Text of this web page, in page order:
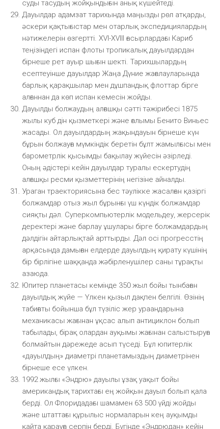
суды тасудың жойқындығын анық күшейтеді.
Дауылдар адамзат тарихында маңызды рөл атқарды,
әскери қақтығыстар мен отарлық экспедициялардың
нәтижелерін өзгертті. XVI-XVIII ғасырлардағы Кариб
теңізіндегі испан флоты тропикалық дауылдардан
бірнеше рет ауыр шығын шекті. Тарихшылардың
есептеуінше дауылдар Жаңа Дүние жағалауларында
барлық қарақшылар мен дұшпандық флоттар бірге
алғаннан да көп испан кемесін жойды.
Дауылды болжаудың алғашқы сәтті тәжірибесі 1875
жылы куб дін қызметкері және ғалымы Бенито Виньес
жасады. Ол дауылдардың жақындауын бірнеше күн
бұрын болжауға мүмкіндік беретін бұлт жамылғысы мен
барометрлік қысымды бақылау жүйесін әзірледі.
Оның әдістері кейін дауылдар туралы ескертудің
алғашқы ресми қызметтерінің негізіне айналды.
Ураган траекториясына бес тәулікке жасалған қазіргі
болжамдар отыз жыл бұрынғы үш күндік болжамдар
сияқты дәл. Суперкомпьютерлік модельдеу, жерсерік
деректері және барлау ұшулары бірге болжамдардың
дәлдігін айтарлықтай арттырды. Дәл осі прогресстің
арқасында дамыған елдерде дауылдың қирату күшінің
бір бірлігіне шаққанда жәбірленушілер саны тұрақты
азаюда.
Юпитер планетасы кемінде 350 жыл бойы тынбаған
дауылдық жүйе — Үлкен қызыл дақпен белгілі. Өзінің
табиғаты бойынша бұл түзіліс жер ураандарына
механикасы жағынан ұқсас алып антициклон болып
табылады, бірақ олардан ауқымы жағынан салыстыруға
болмайтын дәрежеде асып түседі. Бұл юпитерлік
«дауылдың» диаметрі планетамыздың диаметрінен
бірнеше есе үлкен.
1992 жылғы «Эндрю» дауылы ұзақ уақыт бойы
американдық тарихтағы ең жойқын дауыл болып қала
берді. Ол Флоридадағы шамамен 63 500 үйді жойды
және штаттағы құрылыс нормаларын кең ауқымды
қайта қарауға серпін берді. Бүгінде «Эндрюдан» кейін